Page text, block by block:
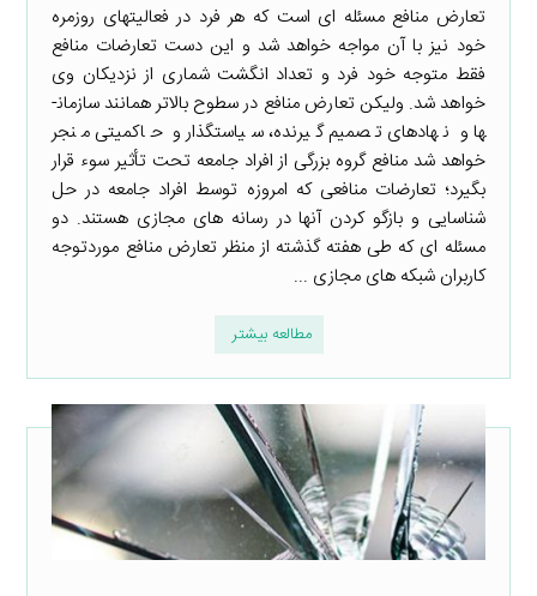
تعارض منافع مسئله ­ای است که هر فرد در فعالیت­های روزمره
خود نیز با آن مواجه خواهد شد و این دست تعارضات منافع
فقط متوجه خود فرد و تعداد انگشت­ شماری از نزدیکان وی
خواهد شد. ولیکن تعارض منافع در سطوح بالاتر همانند سازمان­
ها و نهادهای تصمیم­ گیرنده، سیاست­گذار و حاکمیتی منجر
خواهد شد منافع گروه بزرگی از افراد جامعه تحت تأثیر سوء قرار
بگیرد؛ تعارضات منافعی که امروزه توسط افراد جامعه در حل
شناسایی و بازگو کردن آن­ها در رسانه­ های مجازی هستند. دو
مسئله ­ای که طی هفته گذشته از منظر تعارض منافع موردتوجه
کاربران شبکه­ های مجازی ...
مطالعه بیشتر